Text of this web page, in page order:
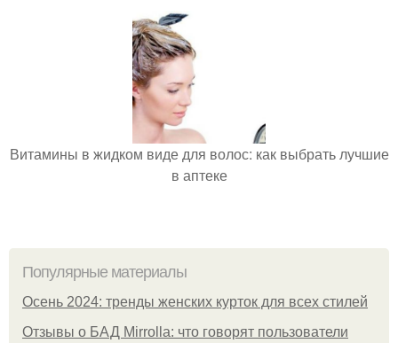
Витамины в жидком виде для волос: как выбрать лучшие
в аптеке
Популярные материалы
Осень 2024: тренды женских курток для всех стилей
Отзывы о БАД Mirrolla: что говорят пользователи